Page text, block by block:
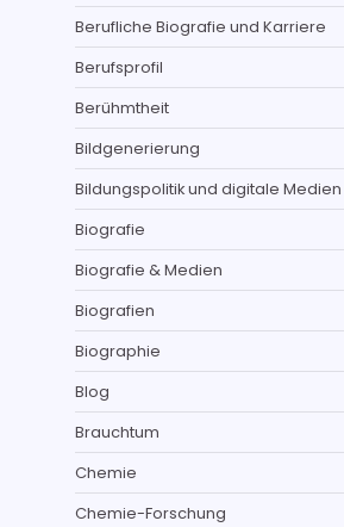
Berufliche Biografie und Karriere
Berufsprofil
Berühmtheit
Bildgenerierung
Bildungspolitik und digitale Medien
Biografie
Biografie & Medien
Biografien
Biographie
Blog
Brauchtum
Chemie
Chemie-Forschung